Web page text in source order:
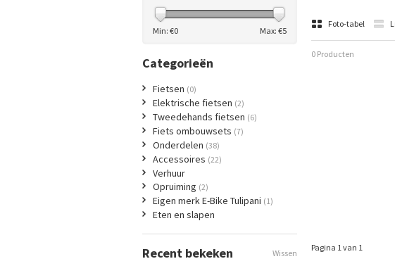
Foto-tabel
0 Producten
Pagina 1 van 1
Min: €0 Max: €5
Categorieën
Fietsen (0)
Elektrische fietsen (2)
Tweedehands fietsen (6)
Fiets ombouwsets (7)
Onderdelen (38)
Accessoires (22)
Verhuur
Opruiming (2)
Eigen merk E-Bike Tulipani (1)
Eten en slapen
Recent bekeken Wissen